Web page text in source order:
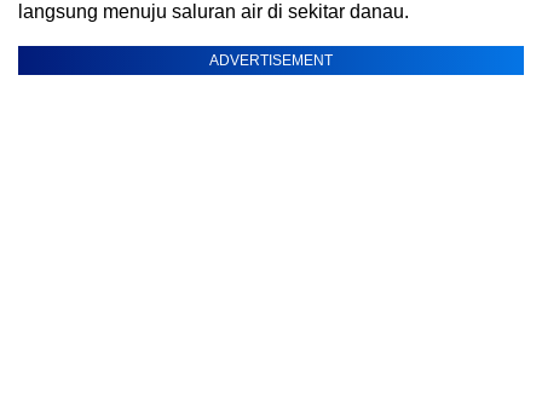
langsung menuju saluran air di sekitar danau.
ADVERTISEMENT